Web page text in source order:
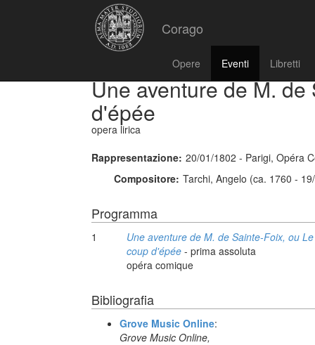
Corago
Opere Eventi Libretti
Une aventure de M.
d'épée
opera lirica
Rappresentazione: 20/01/1802 - Parigi, Opéra
Compositore: Tarchi, Angelo (ca. 1760 -
Programma
1
Une aventure de M. de Sainte-Foix, ou Le
coup d'épée - prima assoluta
opéra comique
Bibliografia
Grove Music Online:
Grove Music Online,